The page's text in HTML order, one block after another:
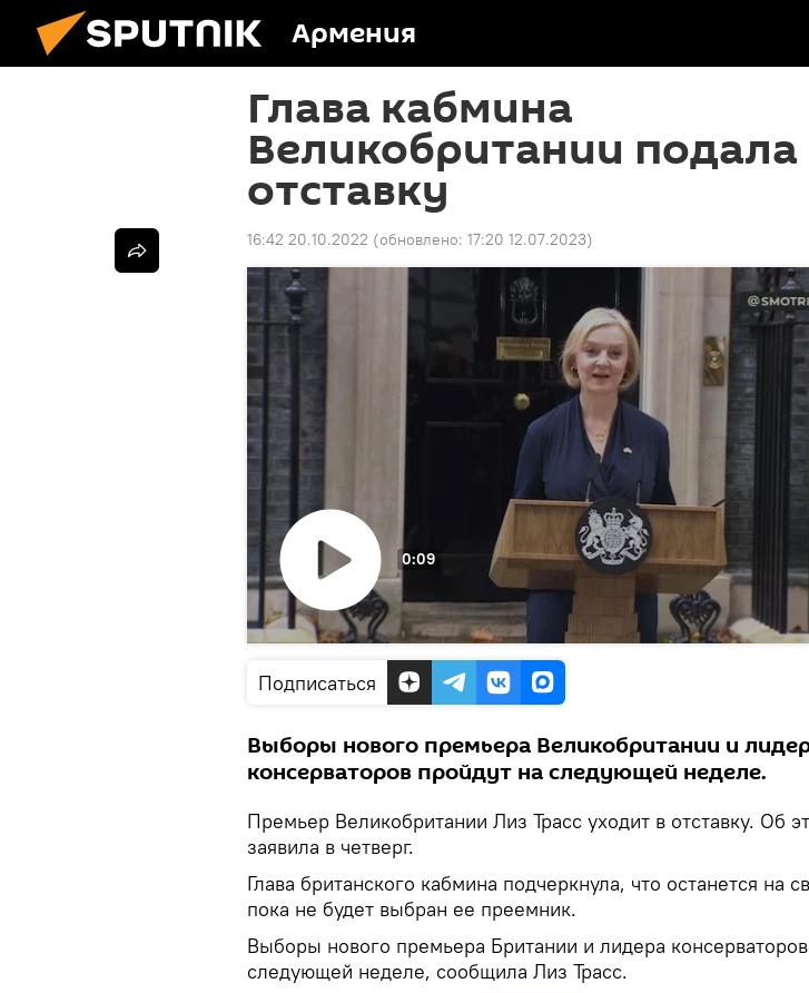
Армения
Глава кабмина
Великобритании подала
отставку
16:42 20.10.2022 (обновлено: 17:20 12.07.2023)
Воспроизвести
0:09
Подписаться
Выборы нового премьера Великобритании и
консерваторов пройдут на следующей неделе.
Премьер Великобритании Лиз Трасс уходит в отставку. Об
заявила в четверг.
Глава британского кабмина подчеркнула, что останется на
пока не будет выбран ее преемник.
Выборы нового премьера Британии и лидера
следующей неделе, сообщила Лиз Трасс.